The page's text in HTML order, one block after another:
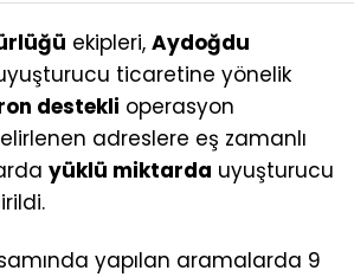
ekipleri, Aydoğdu
ticaretine yönelik
destekli operasyon
adreslere eş zamanlı
yüklü miktarda uyuşturucu
yapılan aramalarda 9